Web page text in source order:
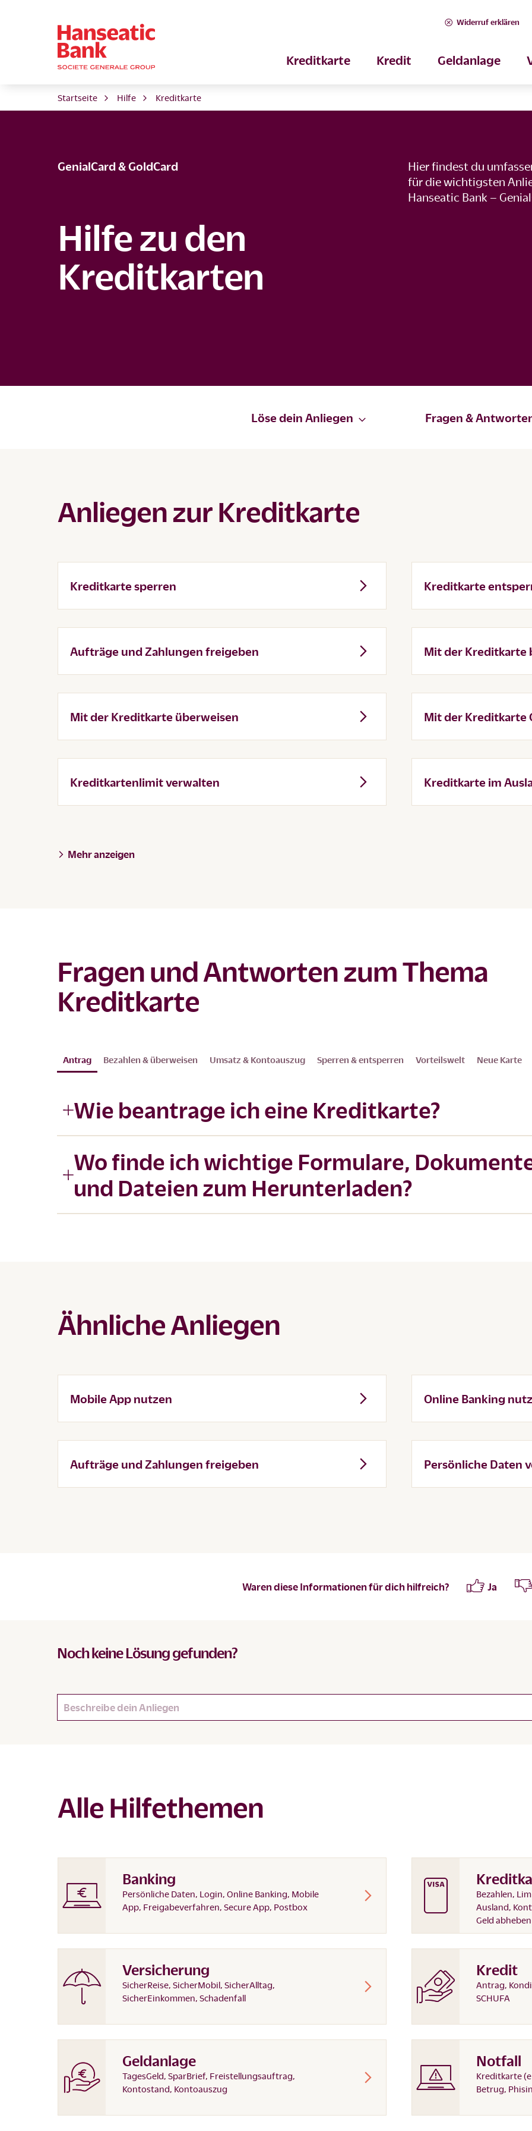
Widerruf erklären
Kreditkarte Kredit Geldanlage
Startseite Hilfe Kreditkarte
GenialCard & GoldCard
Hilfe zu den
Kreditkarten
Hier findest du
für die wichtigsten
Hanseatic Bank –
Löse dein Anliegen Fragen &
Anliegen zur Kreditkarte
Kreditkarte sperren Kreditkarte
Aufträge und Zahlungen freigeben Mit der Kreditkarte
Mit der Kreditkarte überweisen Mit der Kreditkarte
Kreditkartenlimit verwalten Kreditkarte im
Mehr anzeigen
Fragen und Antworten zum Thema
Kreditkarte
Antrag Bezahlen & überweisen Umsatz & Kontoauszug Sperren & entsperren Vorteilswelt Neue Karte
Wie beantrage ich eine Kreditkarte?
Wo finde ich wichtige Formulare,
und Dateien zum Herunterladen?
Ähnliche Anliegen
Mobile App nutzen Online Banking
Aufträge und Zahlungen freigeben Persönliche Daten
Waren diese Informationen für dich hilfreich? Ja
Noch keine Lösung gefunden?
Alle Hilfethemen
Banking
Persönliche Daten, Login, Online Banking, Mobile
App, Freigabeverfahren, Secure App, Postbox
Bezahlen,
Ausland,
Geld abheben
Versicherung
SicherReise, SicherMobil, SicherAlltag,
SicherEinkommen, Schadenfall
Kredit
Antrag,
SCHUFA
Geldanlage
TagesGeld, SparBrief, Freistellungsauftrag,
Kontostand, Kontoauszug
Notfall
Kreditkarte
Betrug,